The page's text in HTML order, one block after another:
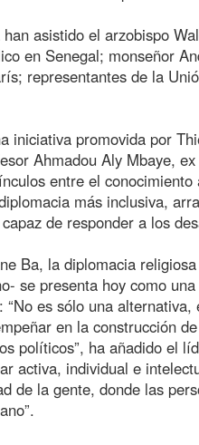
asistido el arzobispo
en Senegal; monseñor
representantes de la
iniciativa promovida por
Ahmadou Aly Mbaye,
entre el
más inclusiva,
de responder a los
Ba, la diplomacia
se presenta hoy como
es sólo una alternativa,
en la construcción
políticos”, ha añadido el
activa, individual e
de la gente, donde las